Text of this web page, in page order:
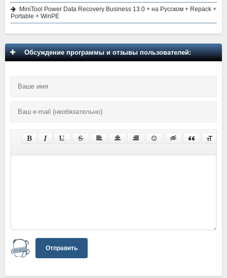
MiniTool Power Data Recovery Business 13.0 + на Русском + Repack +
Portable + WinPE
Обсуждение программы и отзывы пользователей:
Отправить